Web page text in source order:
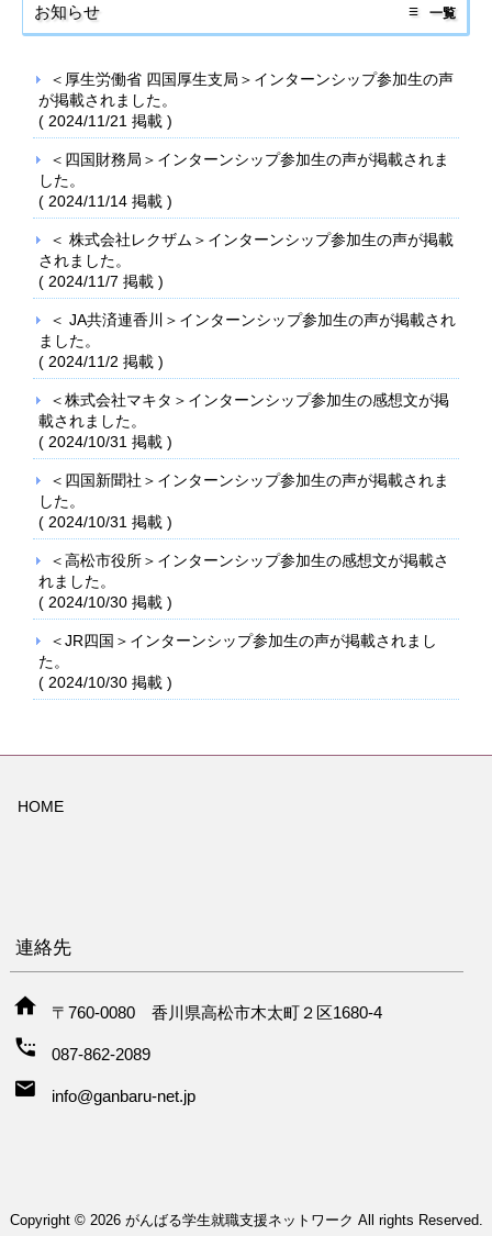
お知らせ 一覧
＜厚生労働省 四国厚生支局＞インターンシップ参加生の声
が掲載されました。
( 2024/11/21 掲載 )
＜四国財務局＞インターンシップ参加生の声が掲載されま
した。
( 2024/11/14掲載 )
＜ 株式会社レクザム＞インターンシップ参加生の声が掲載
されました。
( 2024/11/7 掲載 )
＜ JA共済連香川＞インターンシップ参加生の声が掲載され
ました。
( 2024/11/2 掲載 )
＜株式会社マキタ＞インターンシップ参加生の感想文が掲
載されました。
( 2024/10/31 掲載 )
＜四国新聞社＞インターンシップ参加生の声が掲載されま
した。
( 2024/10/31 掲載 )
＜高松市役所＞インターンシップ参加生の感想文が掲載さ
れました。
( 2024/10/30掲載 )
＜JR四国＞インターンシップ参加生の声が掲載されまし
た。
( 2024/10/30掲載 )
HOME
連絡先
〒760-0080 香川県高松市木太町２区1680-4
087-862-2089
info@ganbaru-net.jp
Copyright © 2026 がんばる学生就職支援ネットワーク All rights Reserved.